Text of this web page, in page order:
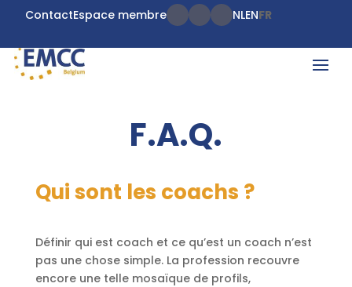
ContactEspace membre NLENFR
F.A.Q.
Qui sont les coachs ?
Définir qui est coach et ce qu’est un coach n’est
pas une chose simple. La profession recouvre
encore une telle mosaïque de profils,